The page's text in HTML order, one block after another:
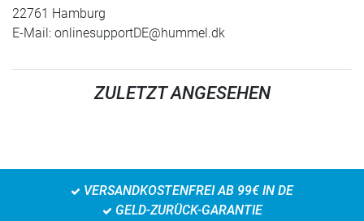
22761 Hamburg
E-Mail: onlinesupportDE@hummel.dk
ZULETZT ANGESEHEN
VERSANDKOSTENFREI AB 99€ IN DE
GELD-ZURÜCK-GARANTIE